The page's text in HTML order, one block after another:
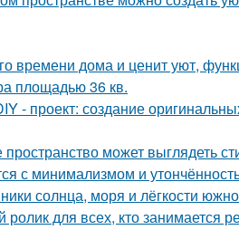
времени дома и ценит уют,
площадью 36 кв.
проект: создание
может выглядеть
с минимализмом и
солнца, моря и лёгкости
для всех, кто занимается